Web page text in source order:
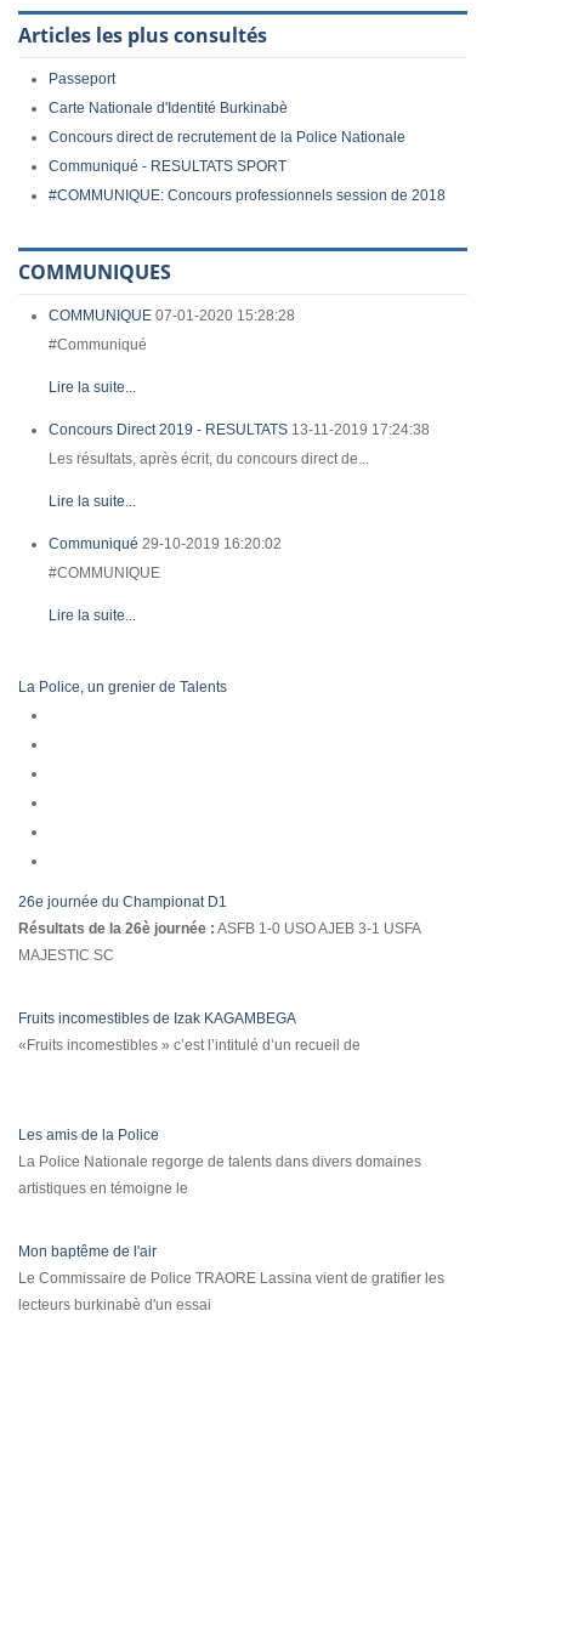
Articles les plus consultés
Passeport
Carte Nationale d'Identité Burkinabè
Concours direct de recrutement de la Police Nationale
Communiqué - RESULTATS SPORT
#COMMUNIQUE: Concours professionnels session de 2018
COMMUNIQUES
COMMUNIQUE 07-01-2020 15:28:28
#Communiqué
Lire la suite...
Concours Direct 2019 - RESULTATS 13-11-2019 17:24:38
Les résultats, après écrit, du concours direct de...
Lire la suite...
Communiqué 29-10-2019 16:20:02
#COMMUNIQUE
Lire la suite...
La Police, un grenier de Talents
26e journée du Championat D1
Résultats de la 26è journée : ASFB 1-0 USO AJEB 3-1 USFA
MAJESTIC SC
Fruits incomestibles de Izak KAGAMBEGA
«Fruits incomestibles » c’est l’intitulé d’un recueil de
Les amis de la Police
La Police Nationale regorge de talents dans divers domaines
artistiques en témoigne le
Mon baptême de l'air
Le Commissaire de Police TRAORE Lassina vient de gratifier les
lecteurs burkinabè d'un essai